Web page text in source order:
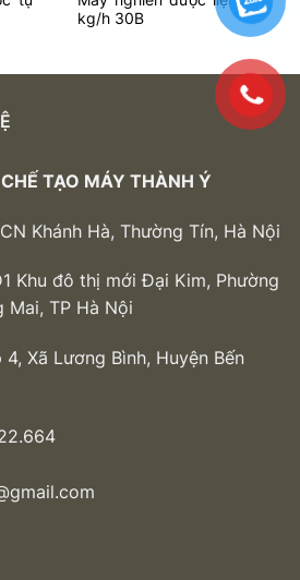
kg/h 30B
TẠO MÁY THÀNH Ý
Khánh Hà, Thường Tín, Hà Nội
Khu đô thị mới Đại Kim, Phường
Mai, TP Hà Nội
4, Xã Lương Bình, Huyện Bến